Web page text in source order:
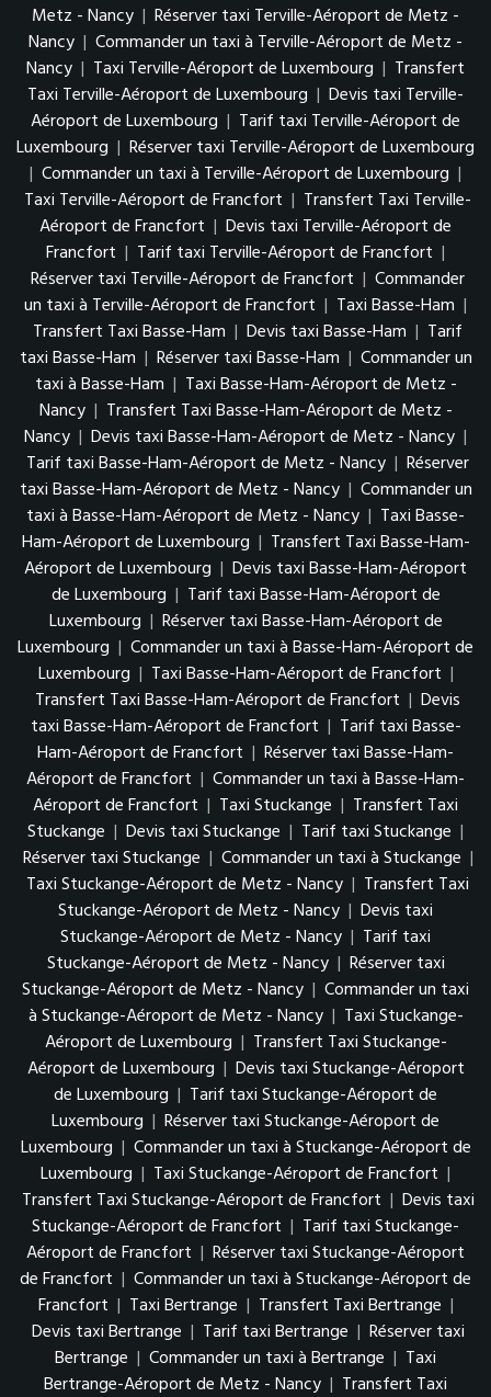
Metz - Nancy | Réserver taxi Terville-Aéroport de Metz -
Nancy | Commander un taxi à Terville-Aéroport de Metz -
Nancy | Taxi Terville-Aéroport de Luxembourg | Transfert
Taxi Terville-Aéroport de Luxembourg | Devis taxi Terville-
Aéroport de Luxembourg | Tarif taxi Terville-Aéroport de
Luxembourg | Réserver taxi Terville-Aéroport de Luxembourg
| Commander un taxi à Terville-Aéroport de Luxembourg |
Taxi Terville-Aéroport de Francfort | Transfert Taxi Terville-
Aéroport de Francfort | Devis taxi Terville-Aéroport de
Francfort | Tarif taxi Terville-Aéroport de Francfort |
Réserver taxi Terville-Aéroport de Francfort | Commander
un taxi à Terville-Aéroport de Francfort | Taxi Basse-Ham |
Transfert Taxi Basse-Ham | Devis taxi Basse-Ham | Tarif
taxi Basse-Ham | Réserver taxi Basse-Ham | Commander un
taxi à Basse-Ham | Taxi Basse-Ham-Aéroport de Metz -
Nancy | Transfert Taxi Basse-Ham-Aéroport de Metz -
Nancy | Devis taxi Basse-Ham-Aéroport de Metz - Nancy |
Tarif taxi Basse-Ham-Aéroport de Metz - Nancy | Réserver
taxi Basse-Ham-Aéroport de Metz - Nancy | Commander un
taxi à Basse-Ham-Aéroport de Metz - Nancy | Taxi Basse-
Ham-Aéroport de Luxembourg | Transfert Taxi Basse-Ham-
Aéroport de Luxembourg | Devis taxi Basse-Ham-Aéroport
de Luxembourg | Tarif taxi Basse-Ham-Aéroport de
Luxembourg | Réserver taxi Basse-Ham-Aéroport de
Luxembourg | Commander un taxi à Basse-Ham-Aéroport de
Luxembourg | Taxi Basse-Ham-Aéroport de Francfort |
Transfert Taxi Basse-Ham-Aéroport de Francfort | Devis
taxi Basse-Ham-Aéroport de Francfort | Tarif taxi Basse-
Ham-Aéroport de Francfort | Réserver taxi Basse-Ham-
Aéroport de Francfort | Commander un taxi à Basse-Ham-
Aéroport de Francfort | Taxi Stuckange | Transfert Taxi
Stuckange | Devis taxi Stuckange | Tarif taxi Stuckange |
Réserver taxi Stuckange | Commander un taxi à Stuckange |
Taxi Stuckange-Aéroport de Metz - Nancy | Transfert Taxi
Stuckange-Aéroport de Metz - Nancy | Devis taxi
Stuckange-Aéroport de Metz - Nancy | Tarif taxi
Stuckange-Aéroport de Metz - Nancy | Réserver taxi
Stuckange-Aéroport de Metz - Nancy | Commander un taxi
à Stuckange-Aéroport de Metz - Nancy | Taxi Stuckange-
Aéroport de Luxembourg | Transfert Taxi Stuckange-
Aéroport de Luxembourg | Devis taxi Stuckange-Aéroport
de Luxembourg | Tarif taxi Stuckange-Aéroport de
Luxembourg | Réserver taxi Stuckange-Aéroport de
Luxembourg | Commander un taxi à Stuckange-Aéroport de
Luxembourg | Taxi Stuckange-Aéroport de Francfort |
Transfert Taxi Stuckange-Aéroport de Francfort | Devis taxi
Stuckange-Aéroport de Francfort | Tarif taxi Stuckange-
Aéroport de Francfort | Réserver taxi Stuckange-Aéroport
de Francfort | Commander un taxi à Stuckange-Aéroport de
Francfort | Taxi Bertrange | Transfert Taxi Bertrange |
Devis taxi Bertrange | Tarif taxi Bertrange | Réserver taxi
Bertrange | Commander un taxi à Bertrange | Taxi
Bertrange-Aéroport de Metz - Nancy | Transfert Taxi